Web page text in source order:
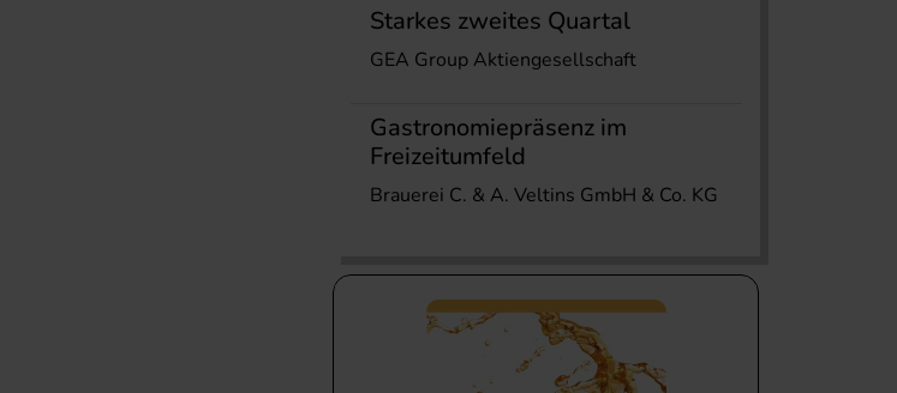
Starkes zweites Quartal
GEA Group Aktiengesellschaft
Gastronomiepräsenz im
Freizeitumfeld
Brauerei C. & A. Veltins GmbH & Co. KG